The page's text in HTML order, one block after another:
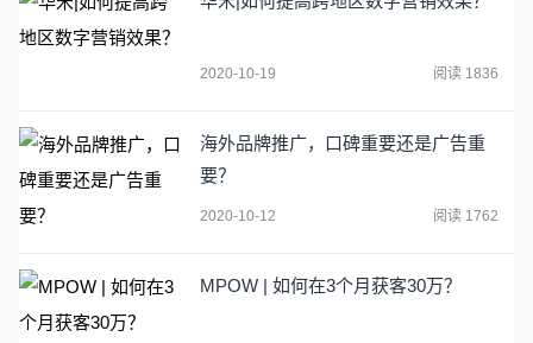
2020-10-19 阅读 1836
海外品牌推广，口碑重要还是广告重
要？
2020-10-12 阅读 1762
MPOW | 如何在3个月获客30万？